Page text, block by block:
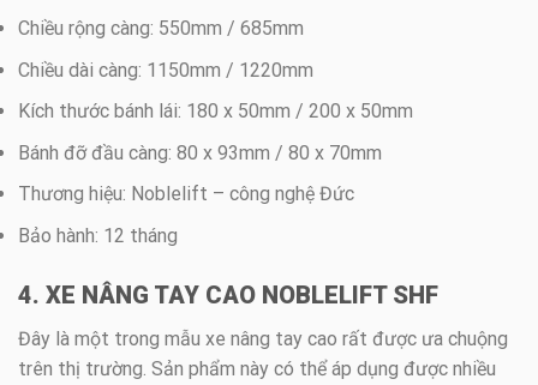
Chiều rộng càng: 550mm / 685mm
Chiều dài càng: 1150mm / 1220mm
Kích thước bánh lái: 180 x 50mm / 200 x 50mm
Bánh đỡ đầu càng: 80 x 93mm / 80 x 70mm
Thương hiệu: Noblelift – công nghệ Đức
Bảo hành: 12 tháng
4. XE NÂNG TAY CAO NOBLELIFT SHF
Đây là một trong mẫu xe nâng tay cao rất được ưa chuộng
trên thị trường. Sản phẩm này có thể áp dụng được nhiều